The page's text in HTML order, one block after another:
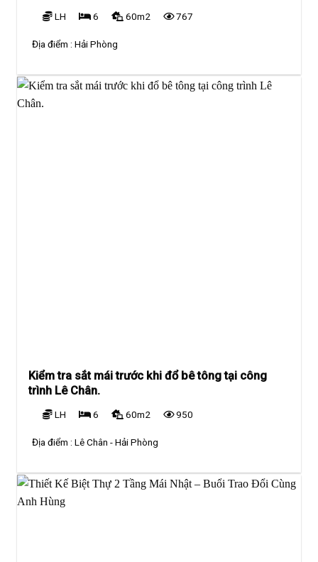
LH 6 60m2 767
Địa điểm :Hải Phòng
Kiểm tra sắt mái trước khi đổ bê tông tại công
trình Lê Chân.
LH 6 60m2 950
Địa điểm :Lê Chân - Hải Phòng